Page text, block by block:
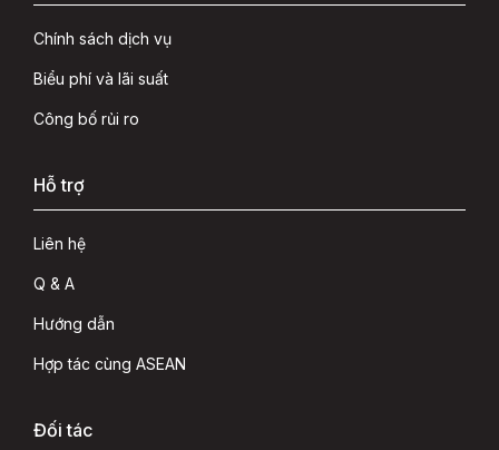
Chính sách dịch vụ
Biểu phí và lãi suất
Công bố rủi ro
Hỗ trợ
Liên hệ
Q & A
Hướng dẫn
Hợp tác cùng ASEAN
Đối tác